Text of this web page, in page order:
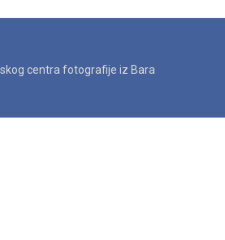
centra fotografije iz Bara